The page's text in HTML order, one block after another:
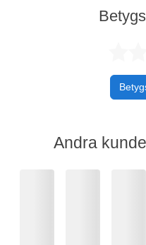
Andra